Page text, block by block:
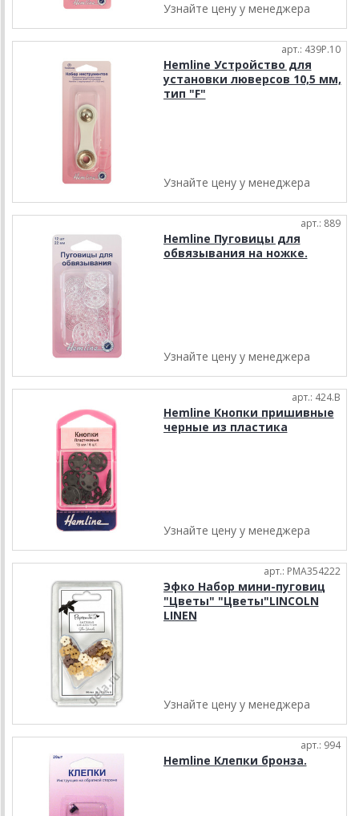
Узнайте цену у менеджера
арт.: 439P.10
Hemline Устройство для
установки люверсов 10,5 мм,
тип "F"
Узнайте цену у менеджера
арт.: 889
Hemline Пуговицы для
обвязывания на ножке.
Узнайте цену у менеджера
арт.: 424.B
Hemline Кнопки пришивные
черные из пластика
Узнайте цену у менеджера
арт.: PMA354222
Эфко Набор мини-пуговиц
"Цветы" "Цветы"LINCOLN
LINEN
Узнайте цену у менеджера
арт.: 994
Hemline Клепки бронза.